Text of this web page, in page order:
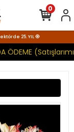
25. YIL 🧿
0